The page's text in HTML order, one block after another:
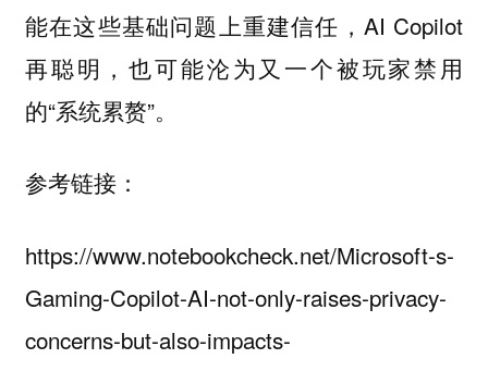
能在这些基础问题上重建信任，AI Copilot
再聪明，也可能沦为又一个被玩家禁用
的“系统累赘”。
参考链接：
https://www.notebookcheck.net/Microsoft-s-
Gaming-Copilot-AI-not-only-raises-privacy-
concerns-but-also-impacts-